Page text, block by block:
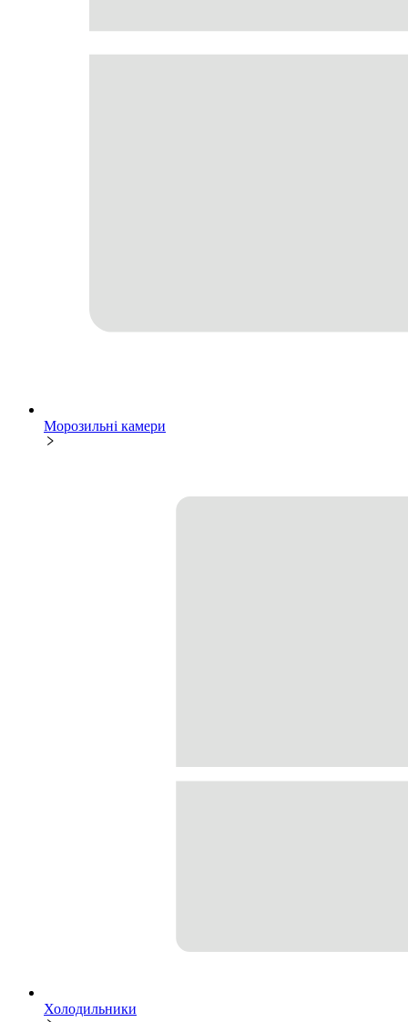
Морозильні камери
Холодильники